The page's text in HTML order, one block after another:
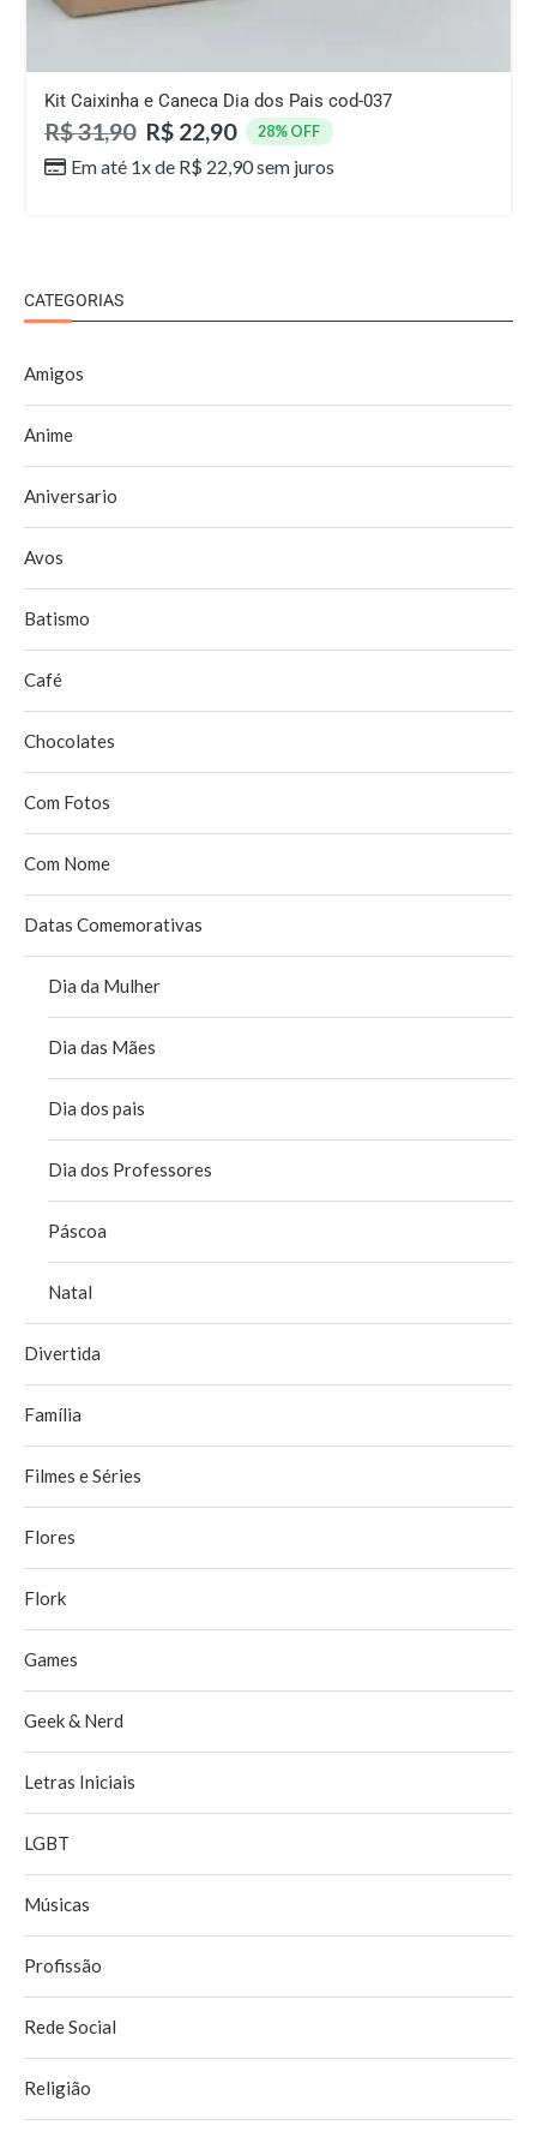
Kit Caixinha e Caneca Dia dos Pais cod-037
R$31,90 R$ 22,90 28% OFF
Em até 1x de R$ 22,90sem juros
CATEGORIAS
Amigos
Anime
Aniversario
Avos
Batismo
Café
Chocolates
Com Fotos
Com Nome
Datas Comemorativas
Dia da Mulher
Dia das Mães
Dia dos pais
Dia dos Professores
Páscoa
Natal
Divertida
Família
Filmes e Séries
Flores
Flork
Games
Geek & Nerd
Letras Iniciais
LGBT
Músicas
Profissão
Rede Social
Religião